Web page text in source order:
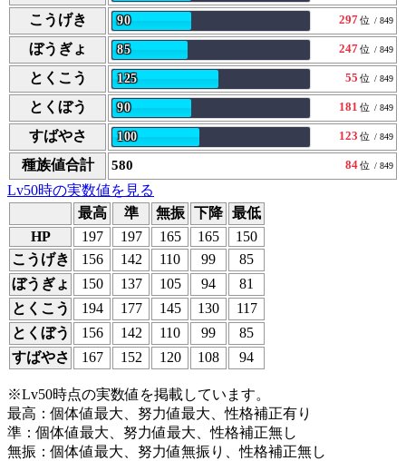
こうげき 90 297位 / 849
ぼうぎょ 85 247位 / 849
とくこう 125 55 位 / 849
とくぼう 90 181 位 / 849
すばやさ 100 123 位 / 849
種族値合計 580 84位 / 849
Lv50時の実数値を見る
最高
準 無振 下降 最低
HP
197 197 165 165
150
こうげき
156 142 110 99
85
ぼうぎょ
150 137 105 94
81
とくこう
194 177 145 130
117
とくぼう
156 142 110 99
85
すばやさ
167 152 120 108 94
※Lv50時点の実数値を掲載しています。
最高：個体値最大、努力値最大、性格補正有り
準：個体値最大、努力値最大、性格補正無し
無振：個体値最大、努力値無振り、性格補正無し